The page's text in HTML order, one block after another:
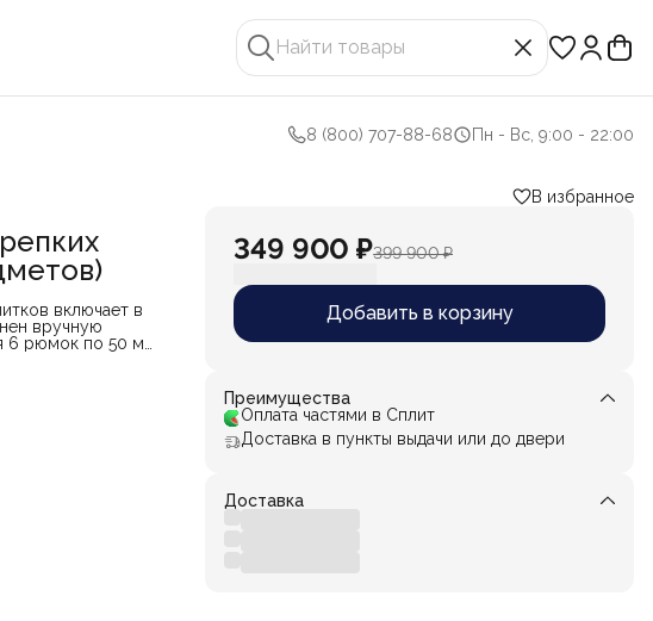
8 (800) 707-88-68 Пн - Вс, 9:00 - 22:00
включает в
вручную
6 рюмок по 50 мл
или коньяка, а
в комплекте для
и
и
деко, что
для
В избранное
349 900 ₽399 900 ₽
Добавить в корзину
Преимущества
Оплата частями в Сплит
Доставка в пункты выдачи или до двери
Доставка